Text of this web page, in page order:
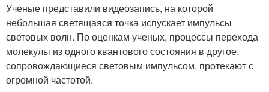
Ученые представили видеозапись, на которой
небольшая светящаяся точка испускает импульсы
световых волн. По оценкам ученых, процессы перехода
молекулы из одного квантового состояния в другое,
сопровождающиеся световым импульсом, протекают с
огромной частотой.